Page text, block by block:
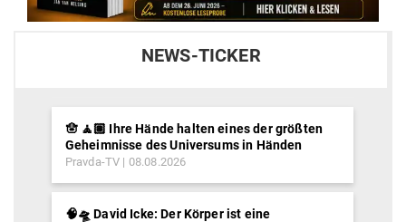
NEWS-TICKER
🪬 🧘🏽 Ihre Hände halten eines der größten
Geheimnisse des Universums in Händen
Pravda-TV 08.08.2026
🧠🛸 David Icke: Der Körper ist eine